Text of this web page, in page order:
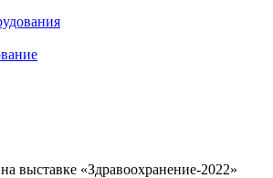
выставке «Здравоохранение-2022»